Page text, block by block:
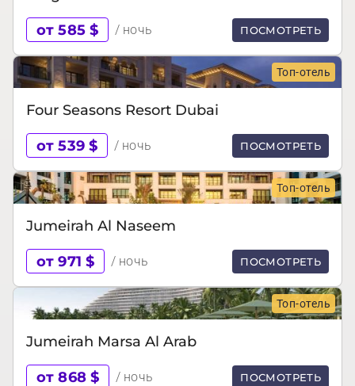
от 585 $ / ночь ПОСМОТРЕТЬ
Топ-отель
Four Seasons Resort Dubai
от 539 $ / ночь ПОСМОТРЕТЬ
Топ-отель
Jumeirah Al Naseem
от 971 $ / ночь ПОСМОТРЕТЬ
Топ-отель
Jumeirah Marsa Al Arab
от 868 $ / ночь ПОСМОТРЕТЬ